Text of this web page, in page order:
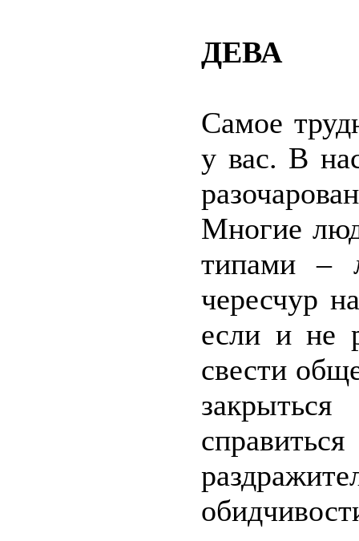
ДЕВА
Самое
у вас. В
Многие
типами –
чересчур
если и не
свести